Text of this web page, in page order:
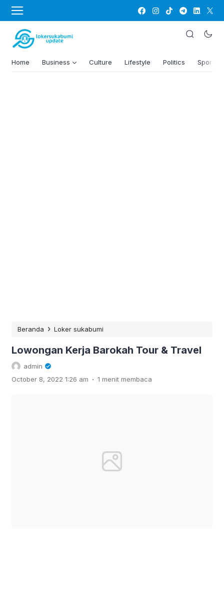
Home Business Culture Lifestyle Politics Sports
Beranda › Loker sukabumi
Lowongan Kerja Barokah Tour & Travel
admin
October 8, 2022 1:26 am . 1 menit membaca